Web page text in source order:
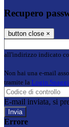
Recupero
button close ×
all'indirizzo indicato
Non hai una e-mail
tramite la Login
E-mail inviata, si
Errore